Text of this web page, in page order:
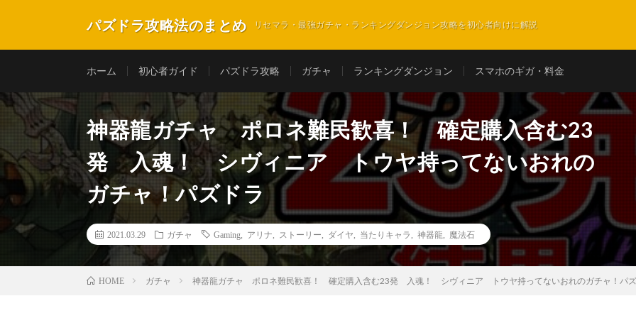
パズドラ攻略法のまとめ リセマラ・最強ガチャ・ランキングダンジョン攻略を初心者向けに解説
ホーム 初心者ガイド パズドラ攻略 ガチャ ランキングダンジョン スマホのギガ・料金
神器龍ガチャ ポロネ難民歓喜！ 確定購入含む23
発 入魂！ シヴィニア トウヤ持ってないおれの
ガチャ！パズドラ
2021.03.29 ガチャ Gaming アリナ ストーリー ダイヤ 当たりキャラ 神器龍 魔法石
HOME ガチャ 神器龍ガチャ ポロネ難民歓喜！ 確定購入含む23発 入魂！ シヴィニア トウヤ持ってないおれのガチャ！パ